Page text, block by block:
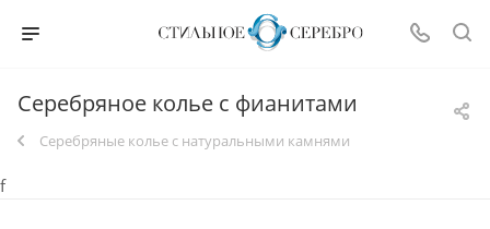
Серебряное колье с фианитами
Серебряные колье с натуральными камнями
f